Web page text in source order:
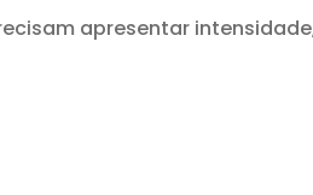
apresentar